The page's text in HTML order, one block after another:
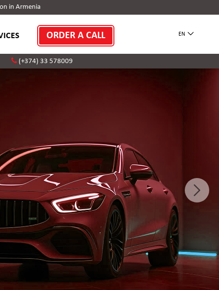
in Armenia
ORDER A CALL EN
(+374) 33 578009